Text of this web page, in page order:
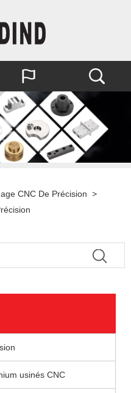
CNC De Précision >
usinés CNC